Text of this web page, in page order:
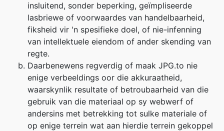
insluitend, sonder beperking, geïmpliseerde
lasbriewe of voorwaardes van handelbaarheid,
fiksheid vir 'n spesifieke doel, of nie-infenning
van intellektuele eiendom of ander skending van
regte.
Daarbenewens regverdig of maak JPG.to nie
enige verbeeldings oor die akkuraatheid,
waarskynlik resultate of betroubaarheid van die
gebruik van die materiaal op sy webwerf of
andersins met betrekking tot sulke materiale of
op enige terrein wat aan hierdie terrein gekoppel